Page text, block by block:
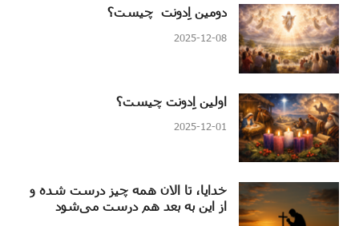
دومین اِدونت چیست؟
2025-12-08
اولین اِدونت چیست؟
2025-12-01
خدایا، تا الان همه چیز درست شده و
از این به بعد هم درست می‌شود